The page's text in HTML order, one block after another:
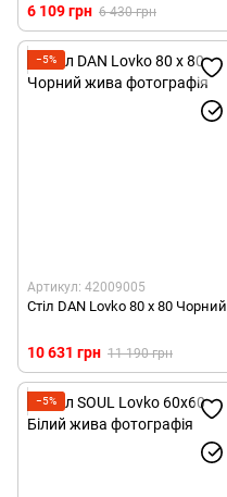
6 109 грн 6 430 грн
−5%
Артикул: 42009005
Стіл DAN Lovko 80 x 80 Чорний
10 631 грн 11 190 грн
−5%